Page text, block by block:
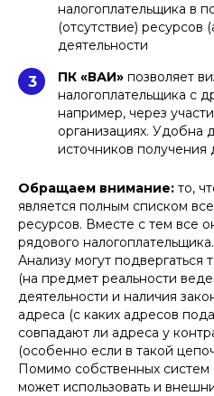
налогоплательщика в
(отсутствие) ресурсов
деятельности
3 ПК «ВАИ» позволяет
налогоплательщика с
например, через
организациях. Удобна
источников получения
Обращаем внимание: то,
является полным списком
ресурсов. Вместе с тем все
рядового налогоплательщика.
Анализу могут подвергаться
(на предмет реальности
деятельности и наличия
адреса (с каких адресов
совпадают ли адреса у
(особенно если в такой
Помимо собственных
может использовать и